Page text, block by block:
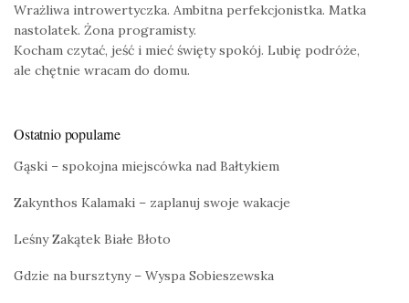
Wrażliwa introwertyczka. Ambitna perfekcjonistka. Matka
nastolatek. Żona programisty.
Kocham czytać, jeść i mieć święty spokój. Lubię podróże,
ale chętnie wracam do domu.
Ostatnio popularne
Gąski – spokojna miejscówka nad Bałtykiem
Zakynthos Kalamaki – zaplanuj swoje wakacje
Leśny Zakątek Białe Błoto
Gdzie na bursztyny – Wyspa Sobieszewska